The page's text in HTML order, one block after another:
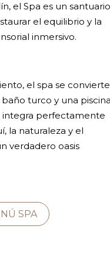
el Spa es un santuario
el equilibrio y la
inmersivo.
el spa se convierte
turco y una
integra perfectamente
la naturaleza y el
verdadero oasis
SPA